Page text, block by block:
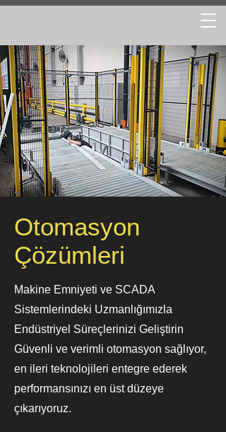
Otomasyon
Çözümleri
Makine Emniyeti ve SCADA
Sistemlerindeki Uzmanlığımızla
Endüstriyel Süreçlerinizi Geliştirin
Güvenli ve verimli otomasyon sağlıyor,
en ileri teknolojileri entegre ederek
performansınızı en üst düzeye
çıkarıyoruz.